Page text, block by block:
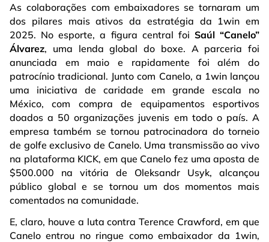
As colaborações com embaixadores se tornaram um
dos pilares mais ativos da estratégia da 1win em
2025. No esporte, a figura central foi Saúl “Canelo”
Álvarez, uma lenda global do boxe. A parceria foi
anunciada em maio e rapidamente foi além do
patrocínio tradicional. Junto com Canelo, a 1win lançou
uma iniciativa de caridade em grande escala no
México, com compra de equipamentos esportivos
doados a 50 organizações juvenis em todo o país. A
empresa também se tornou patrocinadora do torneio
de golfe exclusivo de Canelo. Uma transmissão ao vivo
na plataforma KICK, em que Canelo fez uma aposta de
$500.000 na vitória de Oleksandr Usyk, alcançou
público global e se tornou um dos momentos mais
comentados na comunidade.
E, claro, houve a luta contra Terence Crawford, em que
Canelo entrou no ringue como embaixador da 1win,